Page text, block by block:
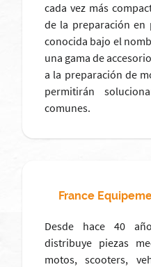
cada vez más
de la preparación en
conocida bajo el
una gama de
a la preparación de
permitirán
comunes.
France
Desde hace 40
distribuye piezas
motos, scooters,